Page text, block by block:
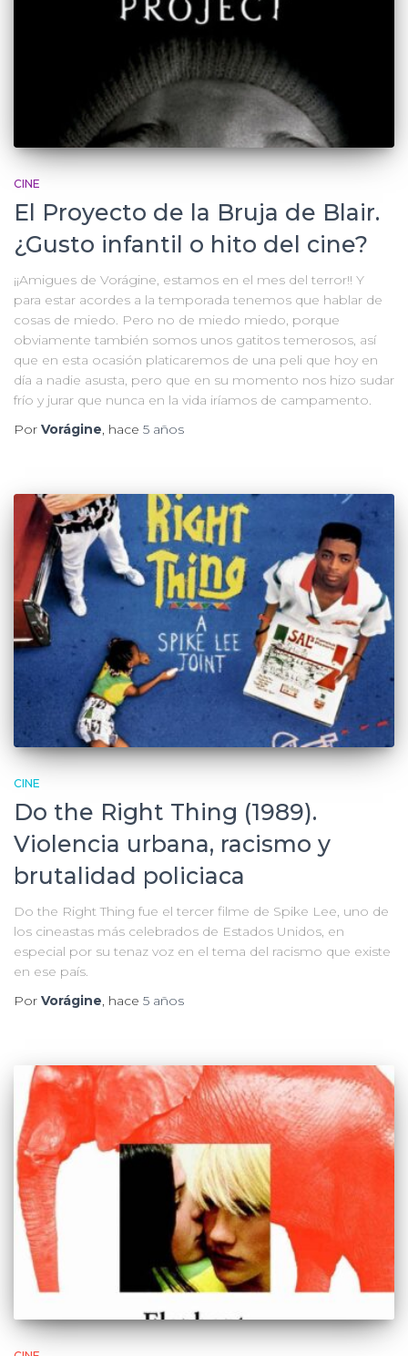
CINE
El Proyecto de la Bruja de Blair.
¿Gusto infantil o hito del cine?
¡¡Amigues de Vorágine, estamos en el mes del terror!! Y
para estar acordes a la temporada tenemos que hablar de
cosas de miedo. Pero no de miedo miedo, porque
obviamente también somos unos gatitos temerosos, así
que en esta ocasión platicaremos de una peli que hoy en
día a nadie asusta, pero que en su momento nos hizo sudar
frío y jurar que nunca en la vida iríamos de campamento.
Por Vorágine, hace 5 años
CINE
Do the Right Thing (1989).
Violencia urbana, racismo y
brutalidad policiaca
Do the Right Thing fue el tercer filme de Spike Lee, uno de
los cineastas más celebrados de Estados Unidos, en
especial por su tenaz voz en el tema del racismo que existe
en ese país.
Por Vorágine, hace 5 años